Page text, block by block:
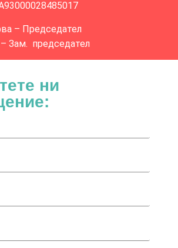
– Председател
Зам. председател
ни